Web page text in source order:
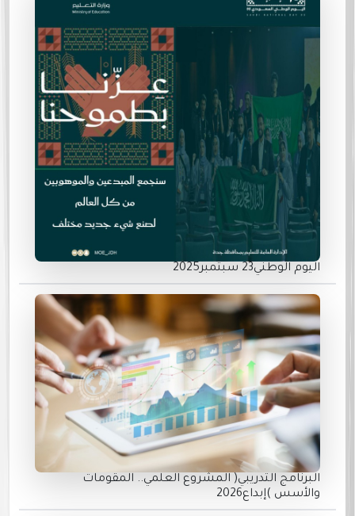
اليوم الوطني23 سبتمبر2025
البرنامج التدريبي( المشروع العلمي.. المقومات
والأسس )إبداع2026